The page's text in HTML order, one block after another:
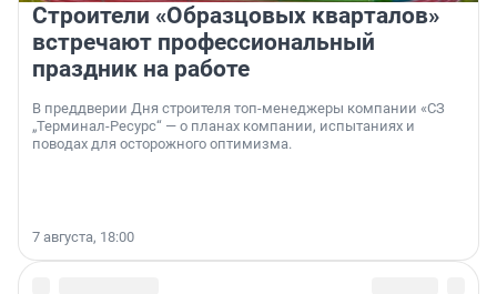
Строители «Образцовых кварталов»
встречают профессиональный
праздник на работе
В преддверии Дня строителя топ-менеджеры компании «СЗ
„Терминал-Ресурс“ — о планах компании, испытаниях и
поводах для осторожного оптимизма.
7 августа, 18:00